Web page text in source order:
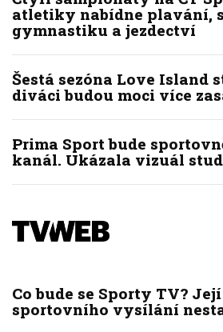
atletiky nabídne plavání,
gymnastiku a jezdectví
Šestá sezóna Love Island
diváci budou moci více
Prima Sport bude
kanál. Ukázala vizuál
Co bude se Sporty TV?
sportovního vysílání